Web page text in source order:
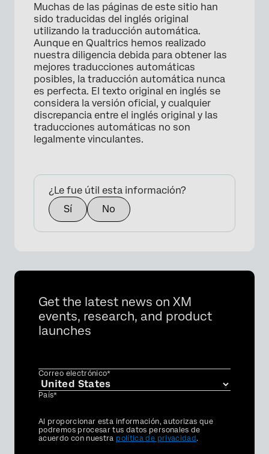
Muchas de las páginas de este sitio han
sido traducidas del inglés original
utilizando la traducción automática.
Aunque en Qualtrics hemos realizado
nuestra diligencia debida para obtener las
mejores traducciones automáticas
posibles, la traducción automática nunca
es perfecta. El texto original en inglés se
considera la versión oficial, y cualquier
discrepancia entre el inglés original y las
traducciones automáticas no son
legalmente vinculantes.
¿Le fue útil esta información?
Sí
No
Get the latest news on XM
events, research, and product
launches
Correo electrónico*
País*
Privacy
Optin
Al proporcionar esta información, autorizas que
podremos procesar tus datos personales de
acuerdo con nuestra política de privacidad.